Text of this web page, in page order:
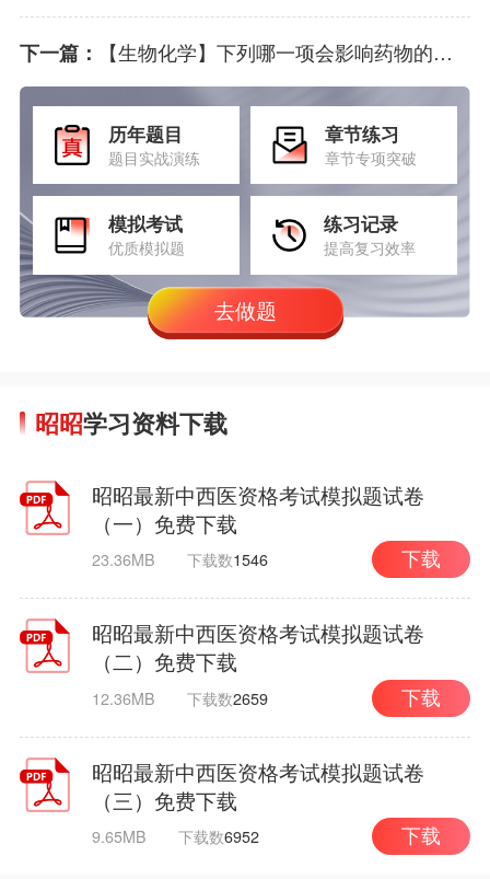
下一篇： 【生物化学】下列哪一项会影响药物的血药浓度
历年题目
题目实战演练
章节练习
章节专项突破
模拟考试
优质模拟题
练习记录
提高复习效率
去做题
昭昭学习资料下载
昭昭最新中西医资格考试模拟题试卷
（一）免费下载
23.36MB 下载数1546 下载
昭昭最新中西医资格考试模拟题试卷
（二）免费下载
12.36MB 下载数2659 下载
昭昭最新中西医资格考试模拟题试卷
（三）免费下载
9.65MB 下载数6952 下载